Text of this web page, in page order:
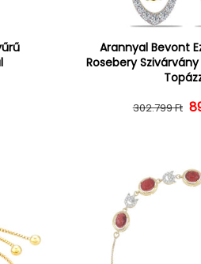
ár
Arannyal Bevont
Rosebery
302.799 Ft